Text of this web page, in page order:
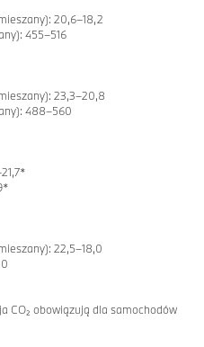
20,6–18,2
455–516
23,3–20,8
488–560
22,5–18,0
CO₂ obowiązują dla samochodów